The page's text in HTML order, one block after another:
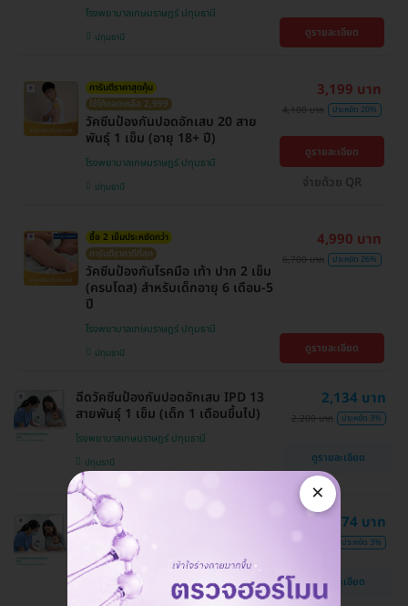
โรงพยาบาลเกษมราษฎร์ ปทุมธานี
ปทุมธานี ดูรายละเอียด
การันตีราคาสุดคุ้ม
ใช้โค้ดลดเหลือ 2,999
วัคซีนป้องกันปอดอักเสบ 20 สาย
พันธุ์ 1 เข็ม (อายุ 18+ ปี)
โรงพยาบาลเกษมราษฎร์ ปทุมธานี
ปทุมธานี
3,199 บาท
4,100 บาท ประหยัด 20%
ดูรายละเอียด
จ่ายด้วย QR
ซื้อ 2 เข็มประหยัดกว่า
การันตีราคาดีที่สุด
วัคซีนป้องกันโรคมือ เท้า ปาก 2 เข็ม
(ครบโดส) สำหรับเด็กอายุ 6 เดือน-5
ปี
โรงพยาบาลเกษมราษฎร์ ปทุมธานี
ปทุมธานี
4,990 บาท
6,700 บาท ประหยัด 26%
ดูรายละเอียด
ฉีดวัคซีนป้องกันปอดอักเสบ IPD 13
สายพันธุ์ 1 เข็ม (เด็ก 1 เดือนขึ้นไป)
โรงพยาบาลเกษมราษฎร์ ปทุมธานี
ปทุมธานี
2,134 บาท
2,200 บาท ประหยัด 3%
ดูรายละเอียด
ฉีดวัคซีนป้องกันปอดอักเสบ IPD 13
สายพันธุ์ 2 เข็ม (เด็ก 1 เดือนขึ้นไป)
โรงพยาบาลเกษมราษฎร์ ปทุมธานี
4,074 บาท
ประหยัด 3%
ดูรายละเอียด
×